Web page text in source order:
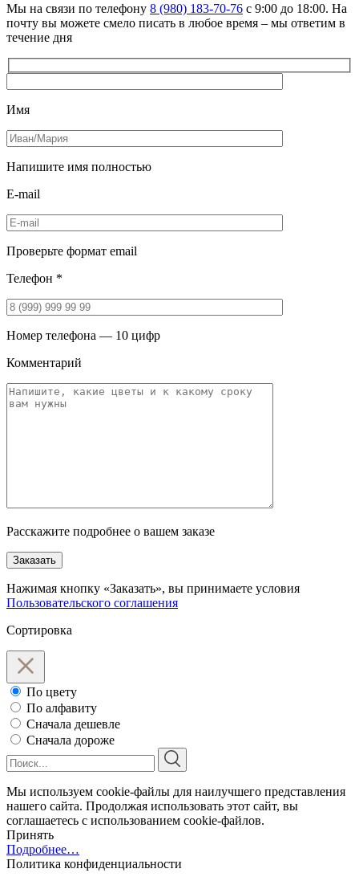
Мы на связи по телефону 8 (980) 183-70-76 с 9:00 до 18:00. На
почту вы можете смело писать в любое время – мы ответим в
течение дня
Имя
Напишите имя полностью
E-mail
Проверьте формат email
Телефон *
Номер телефона — 10 цифр
Комментарий
Расскажите подробнее о вашем заказе
Заказать
Нажимая кнопку «Заказать», вы принимаете условия
Пользовательского соглашения
Сортировка
По цвету
По алфавиту
Сначала дешевле
Сначала дороже
Мы используем cookie-файлы для наилучшего представления
нашего сайта. Продолжая использовать этот сайт, вы
соглашаетесь с использованием cookie-файлов.
Принять
Подробнее…
Политика конфиденциальности